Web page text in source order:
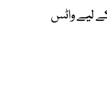
لیے واٹس